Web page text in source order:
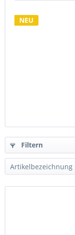
NEU
Filtern